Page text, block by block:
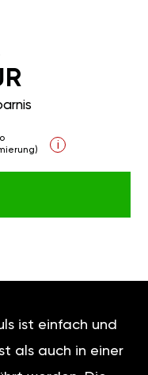
i
ist einfach und
als auch in einer